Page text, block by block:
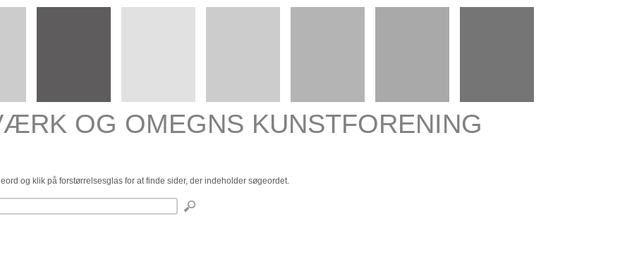
OG OMEGNS KUNSTFORENING
og klik på forstørrelsesglas for at finde sider, der indeholder søgeordet.